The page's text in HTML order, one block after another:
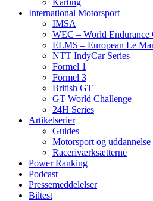
Karting
International Motorsport
IMSA
WEC – World Endurance
ELMS – European Le
NTT IndyCar Series
Formel 1
Formel 3
British GT
GT World Challenge
24H Series
Artikelserier
Guides
Motorsport og uddannelse
Raceriværksætterne
Power Ranking
Podcast
Pressemeddelelser
Biltest